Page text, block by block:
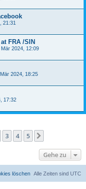
21:31
FRA /SIN
Mär 2024, 12:09
2024, 18:25
17:32
3 4 5
Gehe zu
Alle Zeiten sind UTC
löschen